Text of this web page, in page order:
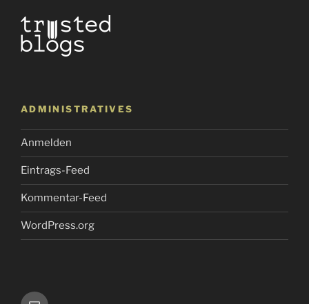
ADMINISTRATIVES
Anmelden
Eintrags-Feed
Kommentar-Feed
WordPress.org
E-